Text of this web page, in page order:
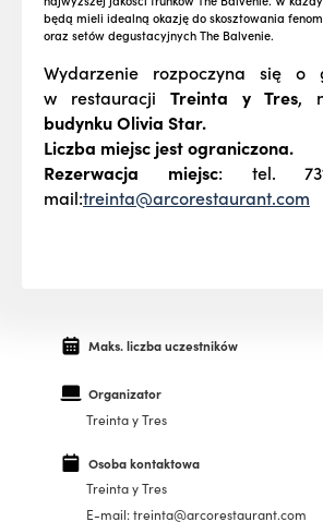
będą mieli idealną okazję do skosztowania
oraz setów degustacyjnych The Balvenie.
Wydarzenie rozpoczyna się o
w restauracji Treinta y Tres,
budynku Olivia Star.
Liczba miejsc jest ograniczona.
Rezerwacja miejsc: tel.
mail:treinta@arcorestaurant.com
Maks. liczba uczestników
Organizator
Treinta y Tres
Osoba kontaktowa
Treinta y Tres
E-mail: treinta@arcorestaurant.com